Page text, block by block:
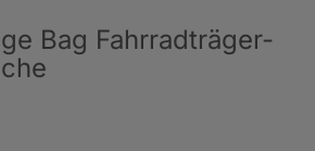
Bag Fahrradträger-